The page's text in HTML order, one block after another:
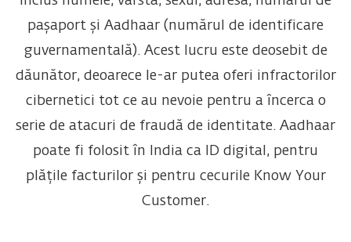
pașaport și Aadhaar (numărul de identificare
guvernamentală). Acest lucru este deosebit de
dăunător, deoarece le-ar putea oferi infractorilor
cibernetici tot ce au nevoie pentru a încerca o
serie de atacuri de fraudă de identitate. Aadhaar
poate fi folosit în India ca ID digital, pentru
plățile facturilor și pentru cecurile Know Your
Customer.